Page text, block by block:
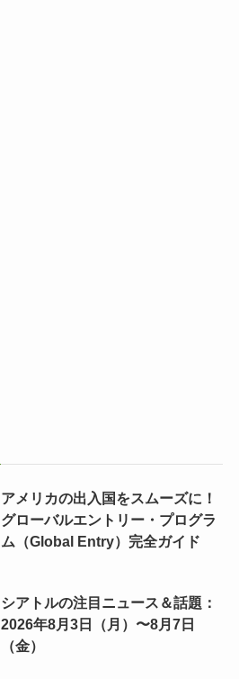
アメリカの出入国をスムーズに！
グローバルエントリー・プログラ
ム（Global Entry）完全ガイド
シアトルの注目ニュース＆話題：
2026年8月3日（月）〜8月7日
（金）